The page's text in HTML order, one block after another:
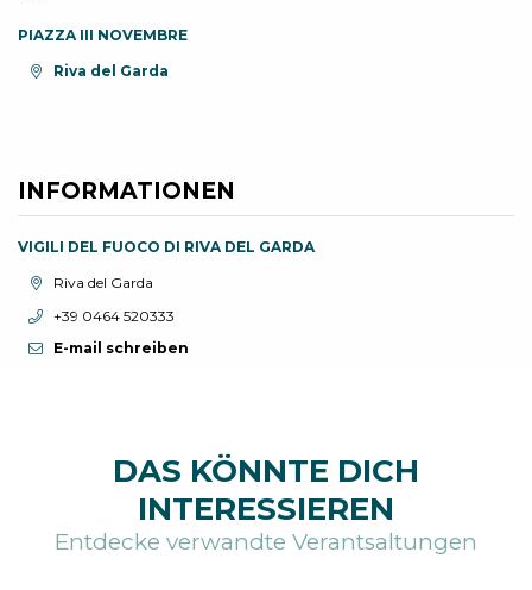
PIAZZA III NOVEMBRE
aria.location:
Riva del Garda
INFORMATIONEN
VIGILI DEL FUOCO DI RIVA DEL GARDA
aria.location:
Riva del Garda
aria.phone:
+39 0464 520333
E-mail schreiben
DAS KÖNNTE DICH
INTERESSIEREN
Entdecke verwandte Verantsaltungen